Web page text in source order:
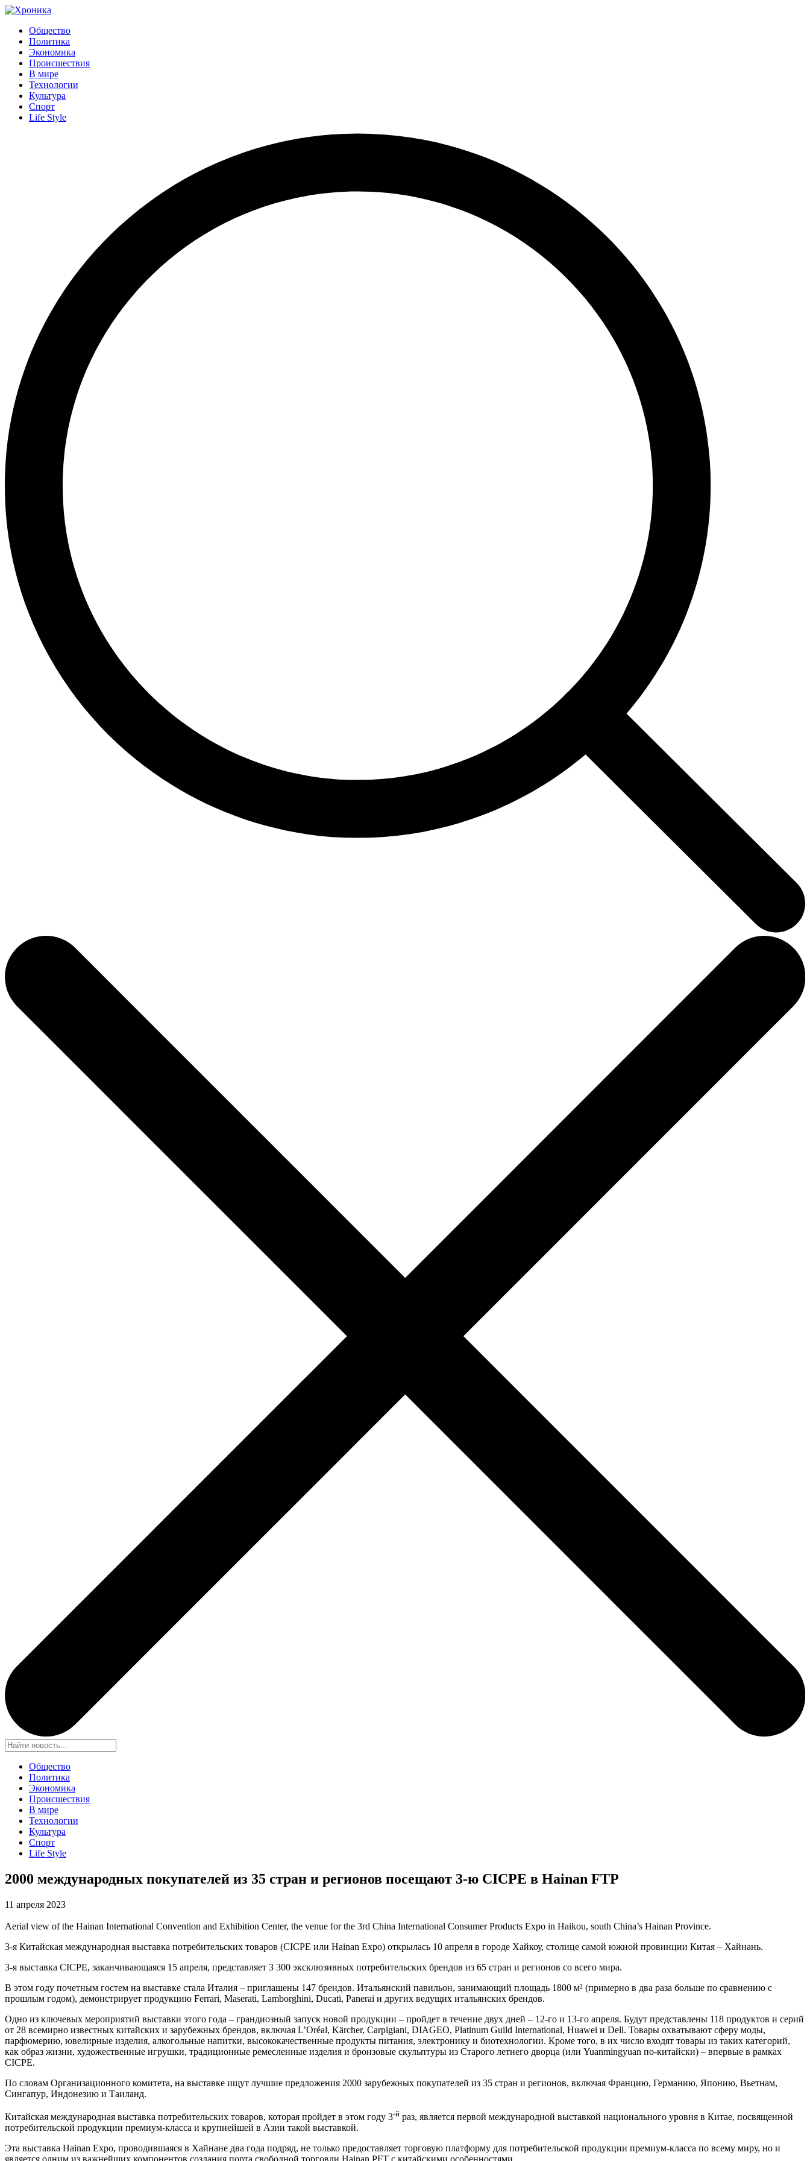
Общество
Политика
Экономика
Происшествия
В мире
Технологии
Культура
Спорт
Life Style
Общество
Политика
Экономика
Происшествия
В мире
Технологии
Культура
Спорт
Life Style
2000 международных покупателей из 35 стран и регионов посещают 3-ю CICPE в Hainan FTP
11 апреля 2023
Aerial view of the Hainan International Convention and Exhibition Center, the venue for the 3rd China International Consumer Products Expo in Haikou, south China’s Hainan Province.
3-я Китайская международная выставка потребительских товаров (CICPE или Hainan Expo) открылась 10 апреля в городе Хайкоу, столице самой южной провинции Китая – Хайнань.
3-я выставка CICPE, заканчивающаяся 15 апреля, представляет 3 300 эксклюзивных потребительских брендов из 65 стран и регионов со всего мира.
В этом году почетным гостем на выставке стала Италия – приглашены 147 брендов. Итальянский павильон, занимающий площадь 1800 м² (примерно в два раза больше по сравнению с
прошлым годом), демонстрирует продукцию Ferrari, Maserati, Lamborghini, Ducati, Panerai и других ведущих итальянских брендов.
Одно из ключевых мероприятий выставки этого года – грандиозный запуск новой продукции – пройдет в течение двух дней – 12-го и 13-го апреля. Будут представлены 118 продуктов и серий
от 28 всемирно известных китайских и зарубежных брендов, включая L’Oréal, Kärcher, Carpigiani, DIAGEO, Platinum Guild International, Huawei и Dell. Товары охватывают сферу моды,
парфюмерию, ювелирные изделия, алкогольные напитки, высококачественные продукты питания, электронику и биотехнологии. Кроме того, в их число входят товары из таких категорий,
как образ жизни, художественные игрушки, традиционные ремесленные изделия и бронзовые скульптуры из Старого летнего дворца (или Yuanmingyuan по-китайски) – впервые в рамках
CICPE.
По словам Организационного комитета, на выставке ищут лучшие предложения 2000 зарубежных покупателей из 35 стран и регионов, включая Францию, Германию, Японию, Вьетнам,
Сингапур, Индонезию и Таиланд.
Китайская международная выставка потребительских товаров, которая пройдет в этом году 3-й раз, является первой международной выставкой национального уровня в Китае, посвященной
потребительской продукции премиум-класса и крупнейшей в Азии такой выставкой.
Эта выставка Hainan Expo, проводившаяся в Хайнане два года подряд, не только предоставляет торговую платформу для потребительской продукции премиум-класса по всему миру, но и